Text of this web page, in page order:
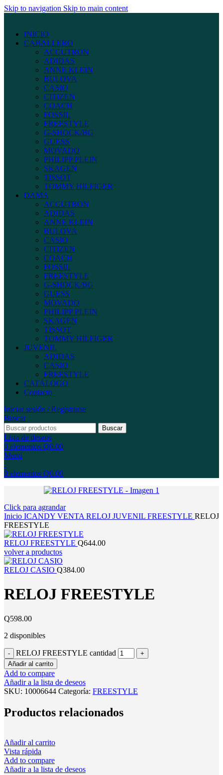
Skip to navigation Skip to main content
INICIO
CABALLERO
ACCUTRON
ADIDAS
ANNE KLEIN
BULOVA
CASIO
CITIZEN
COACH
FOSSIL
FREESTYLE
G-SHOCK/BG
GUESS
MOVADO
PHILIPP PLEIN
SKAGEN
TISSOT
TOMMY HILFIGER
DAMA
ACCUTRON
ADIDAS
ANNE KLEIN
BULOVA
CASIO
CITIZEN
COACH
FOSSIL
FREESTYLE
G-SHOCK/BG
GUESS
MOVADO
PHILIPP PLEIN
SKAGEN
TISSOT
TOMMY HILFIGER
JUVENIL
ADIDAS
CASIO
FREESTYLE
CATÁLOGO
Contacto
Iniciar sesión / Registrarse
Buscar
Buscar
Lista de deseos
0 elementos Q0.00
Menú
0 elementos Q0.00
Click para agrandar
Inicio ICANDY VENTA RELOJ JUVENIL FREESTYLE RELOJ
FREESTYLE
RELOJ FREESTYLE Q644.00
volver a productos
RELOJ CASIO Q384.00
RELOJ FREESTYLE
Q598.00
2 disponibles
RELOJ FREESTYLE cantidad
Añadir al carrito
Add to compare
Añadir a la lista de deseos
SKU: 10006644 Categoría: FREESTYLE
Productos relacionados
Añadir al carrito
Vista rápida
Add to compare
Añadir a la lista de deseos